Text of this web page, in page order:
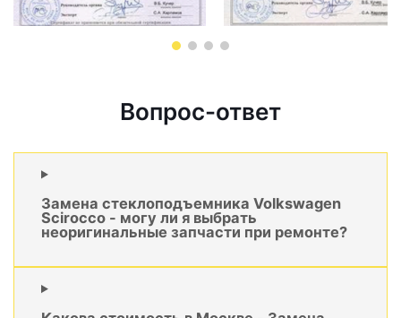
Вопрос-ответ
Замена стеклоподъемника Volkswagen
Scirocco - могу ли я выбрать
неоригинальные запчасти при ремонте?